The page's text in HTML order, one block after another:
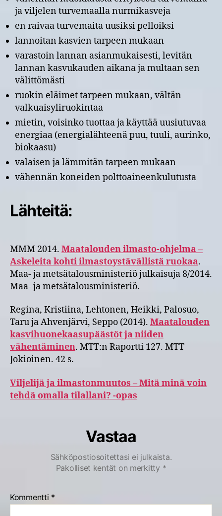
ja viljelen turvemaalla nurmikasveja
en raivaa turvemaita uusiksi pelloiksi
lannoitan kasvien tarpeen mukaan
varastoin lannan asianmukaisesti, levitän
lannan kasvukauden aikana ja multaan sen
välittömästi
ruokin eläimet tarpeen mukaan, vältän
valkuaisyliruokintaa
mietin, voisinko tuottaa ja käyttää uusiutuvaa
energiaa (energialähteenä puu, tuuli, aurinko,
biokaasu)
valaisen ja lämmitän tarpeen mukaan
vähennän koneiden polttoaineenkulutusta
Lähteitä:
MMM 2014. Maatalouden ilmasto-ohjelma –
Askeleita kohti ilmastoystävällistä ruokaa.
Maa- ja metsätalousministeriö julkaisuja 8/2014.
Maa- ja metsätalousministeriö.
Regina, Kristiina, Lehtonen, Heikki, Palosuo,
Taru ja Ahvenjärvi, Seppo (2014). Maatalouden
kasvihuonekaasupäästöt ja niiden
vähentäminen. MTT:n Raportti 127. MTT
Jokioinen. 42 s.
Viljelijä ja ilmastonmuutos – Mitä minä voin
tehdä omalla tilallani? -opas
Vastaa
Sähköpostiosoitettasi ei julkaista.
Pakolliset kentät on merkitty *
Kommentti *